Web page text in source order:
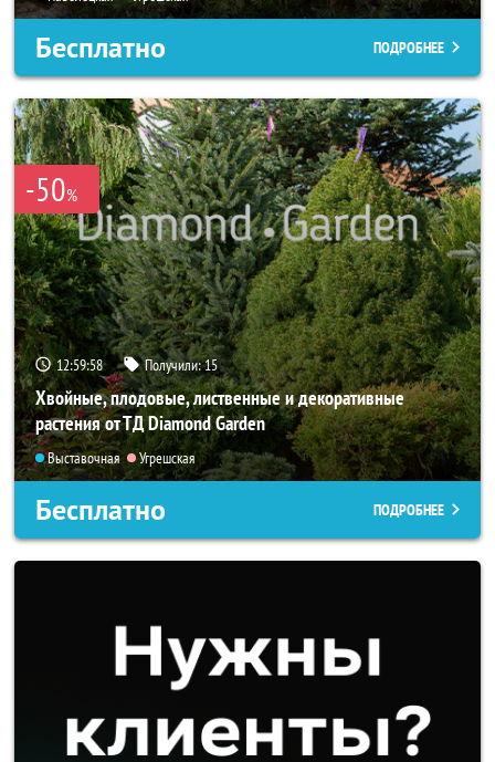
Бесплатно ПОДРОБНЕЕ
-50%
12:59:57 Получили:15
Хвойные, плодовые, лиственные и декоративные
растения от ТД Diamond Garden
Выставочная Угрешская
Бесплатно ПОДРОБНЕЕ